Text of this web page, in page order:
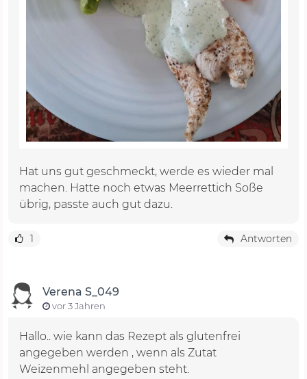
Hat uns gut geschmeckt, werde es wieder mal
machen. Hatte noch etwas Meerrettich Soße
übrig, passte auch gut dazu.
1 Antworten
Verena S_049
vor 3 Jahren
Hallo.. wie kann das Rezept als glutenfrei
angegeben werden , wenn als Zutat
Weizenmehl angegeben steht.